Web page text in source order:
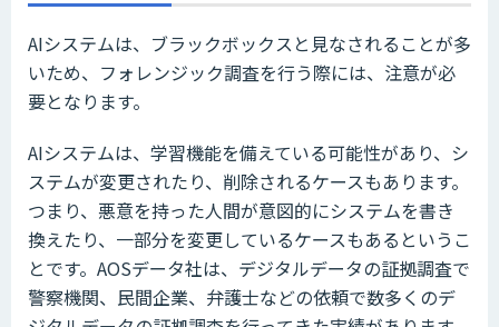
AIシステムは、ブラックボックスと見なされることが多
いため、フォレンジック調査を行う際には、注意が必
要となります。
AIシステムは、学習機能を備えている可能性があり、シ
ステムが変更されたり、削除されるケースもあります。
つまり、悪意を持った人間が意図的にシステムを書き
換えたり、一部分を変更しているケースもあるというこ
とです。AOSデータ社は、デジタルデータの証拠調査で
警察機関、民間企業、弁護士などの依頼で数多くのデ